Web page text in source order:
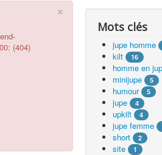
×
(404)
Mots clés
jupe homme
kilt
16
homme en
minijupe
5
humour 5
jupe 4
upkilt 4
jupe femme
short
2
site 1